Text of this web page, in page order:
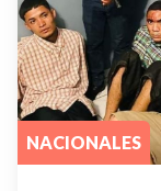
NACIONALES